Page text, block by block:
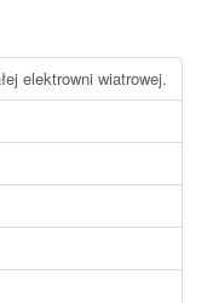
elektrowni wiatrowej.